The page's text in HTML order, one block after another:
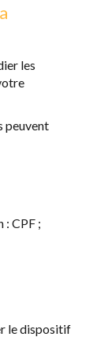
les
peuvent
: CPF ;
le dispositif